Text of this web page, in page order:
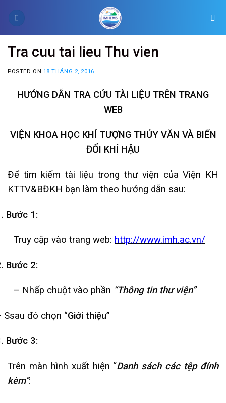
Tra cuu tai lieu Thu vien
POSTED ON 18 THÁNG 2, 2016
HƯỚNG DẪN TRA CỨU TÀI LIỆU TRÊN TRANG
WEB
VIỆN KHOA HỌC KHÍ TƯỢNG THỦY VĂN VÀ BIẾN
ĐỔI KHÍ HẬU
Để tìm kiếm tài liệu trong thư viện của Viện KH
KTTV&BĐKH bạn làm theo hướng dẫn sau:
Bước 1:
Truy cập vào trang web: http://www.imh.ac.vn/
Bước 2:
– Nhấp chuột vào phần “Thông tin thư viện”
Ssau đó chọn “Giới thiệu”
Bước 3:
Trên màn hình xuất hiện “Danh sách các tệp đính
kèm”: